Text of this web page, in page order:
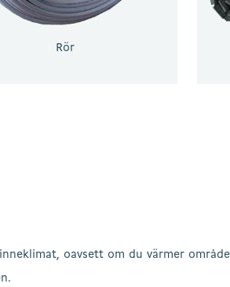
Rör
oavsett om du värmer